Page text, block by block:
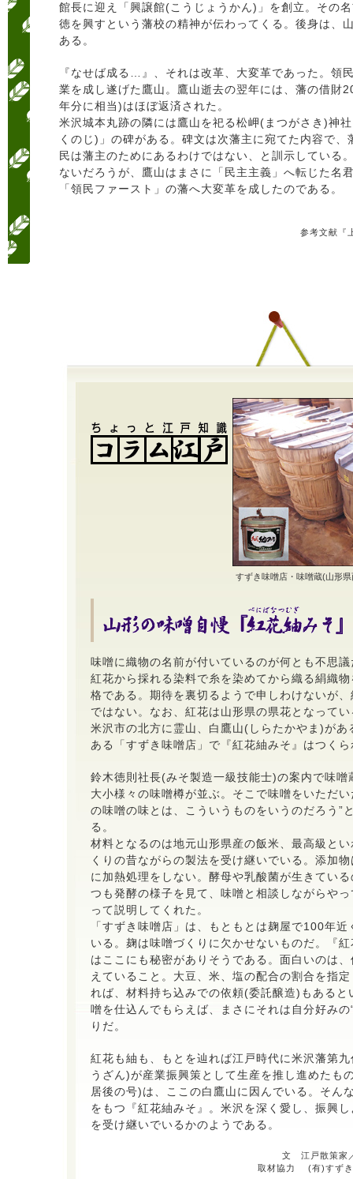
館長に迎え「興譲館(こうじょうかん)」を創立。その
徳を興すという藩校の精神が伝わってくる。後身は、
ある。
『なせば成る…』、それは改革、大変革であった。領
業を成し遂げた鷹山。鷹山逝去の翌年には、藩の借財
年分に相当)はほぼ返済された。
米沢城本丸跡の隣には鷹山を祀る松岬(まつがさき)神
くのじ)」の碑がある。碑文は次藩主に宛てた内容で
民は藩主のためにあるわけではない、と訓示している
ないだろうが、鷹山はまさに「民主主義」へ転じた名
「領民ファースト」の藩へ大変革を成したのである。
参考文献『
すずき味噌店・味噌蔵(山形
味噌に織物の名前が付いているのが何とも不思
紅花から採れる染料で糸を染めてから織る絹織
格である。期待を裏切るようで申しわけないが
ではない。なお、紅花は山形県の県花となって
米沢市の北方に霊山、白鷹山(しらたかやま)があ
ある「すずき味噌店」で『紅花紬みそ』はつく
鈴木徳則社長(みそ製造一級技能士)の案内で味噌
大小様々の味噌樽が並ぶ。そこで味噌をいただ
の味噌の味とは、こういうものをいうのだろう”
る。
材料となるのは地元山形県産の飯米、最高級と
くりの昔ながらの製法を受け継いでいる。添加
に加熱処理をしない。酵母や乳酸菌が生きてい
つも発酵の様子を見て、味噌と相談しながらや
って説明してくれた。
「すずき味噌店」は、もともとは麹屋で100年
いる。麹は味噌づくりに欠かせないものだ。『
はここにも秘密がありそうである。面白いのは
えていること。大豆、米、塩の配合の割合を指
れば、材料持ち込みでの依頼(委託醸造)もあると
噌を仕込んでもらえば、まさにそれは自分好みの
りだ。
紅花も紬も、もとを辿れば江戸時代に米沢藩第
うざん)が産業振興策として生産を推し進めたも
居後の号)は、ここの白鷹山に因んでいる。そん
をもつ『紅花紬みそ』。米沢を深く愛し、振興
を受け継いでいるかのようである。
文 江戸散策
取材協力 (有)すず